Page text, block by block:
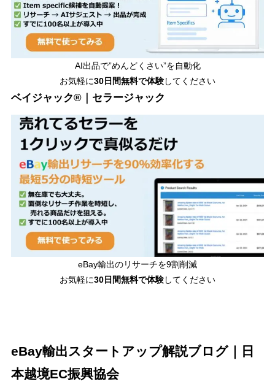
AI出品で”めんどくさい”を自動化
お気軽に30日間無料で体験してください
ベイジャック®｜セラージャック
eBay輸出のリサーチを9割削減
お気軽に30日間無料で体験してください
eBay輸出スタートアップ解説ブログ｜日
本越境EC振興協会